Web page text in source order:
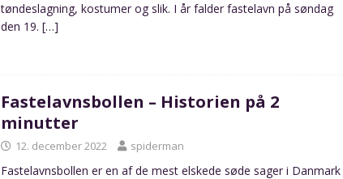
tøndeslagning, kostumer og slik. I år falder fastelavn på søndag
den 19. […]
Fastelavnsbollen – Historien på 2
minutter
12. december 2022 spiderman
Fastelavnsbollen er en af de mest elskede søde sager i Danmark